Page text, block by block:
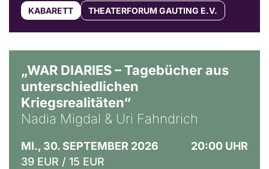
KABARETT THEATERFORUM GAUTING E.V.
„WAR DIARIES – Tagebücher aus
unterschiedlichen
Kriegsrealitäten“
Nadia Migdal & Uri Fahndrich
MI., 30. SEPTEMBER 2026
20:00 UHR
39 EUR / 15 EUR